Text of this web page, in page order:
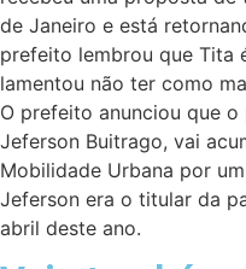
de Janeiro e está
prefeito lembrou que Tita
lamentou não ter como
O prefeito anunciou que o
Jeferson Buitrago, vai
Mobilidade Urbana por
Jeferson era o titular da
abril deste ano.